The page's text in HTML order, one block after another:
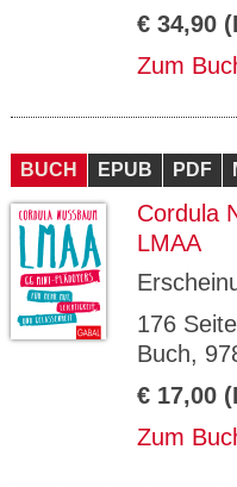
€ 34,90
Zum
BUCH EPUB PDF
Cordula
LMAA
176
Buch,
€ 17,00
Zum